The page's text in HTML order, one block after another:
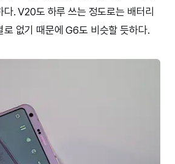
다. V20도 하루 쓰는 정도로는 배터리
로 없기 때문에 G6도 비슷할 듯하다.